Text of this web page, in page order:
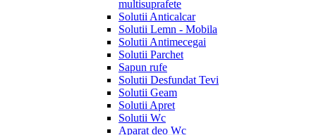
multisuprafete
Solutii Anticalcar
Solutii Lemn - Mobila
Solutii Antimecegai
Solutii Parchet
Sapun rufe
Solutii Desfundat Tevi
Solutii Geam
Solutii Apret
Solutii Wc
Aparat deo Wc